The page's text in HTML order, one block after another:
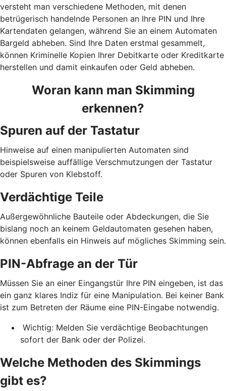
versteht man verschiedene Methoden, mit denen
betrügerisch handelnde Personen an Ihre PIN und Ihre
Kartendaten gelangen, während Sie an einem Automaten
Bargeld abheben. Sind Ihre Daten erstmal gesammelt,
können Kriminelle Kopien Ihrer Debitkarte oder Kreditkarte
herstellen und damit einkaufen oder Geld abheben.
Woran kann man Skimming
erkennen?
Spuren auf der Tastatur
Hinweise auf einen manipulierten Automaten sind
beispielsweise auffällige Verschmutzungen der Tastatur
oder Spuren von Klebstoff.
Verdächtige Teile
Außergewöhnliche Bauteile oder Abdeckungen, die Sie
bislang noch an keinem Geldautomaten gesehen haben,
können ebenfalls ein Hinweis auf mögliches Skimming sein.
PIN-Abfrage an der Tür
Müssen Sie an einer Eingangstür Ihre PIN eingeben, ist das
ein ganz klares Indiz für eine Manipulation. Bei keiner Bank
ist zum Betreten der Räume eine PIN-Eingabe notwendig.
Wichtig: Melden Sie verdächtige Beobachtungen
sofort der Bank oder der Polizei.
Welche Methoden des Skimmings
gibt es?